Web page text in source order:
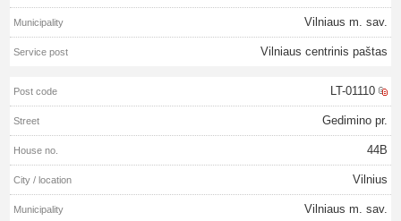
Vilniaus m. sav.
Vilniaus centrinis paštas
LT-01110
Gedimino pr.
44B
Vilnius
Vilniaus m. sav.